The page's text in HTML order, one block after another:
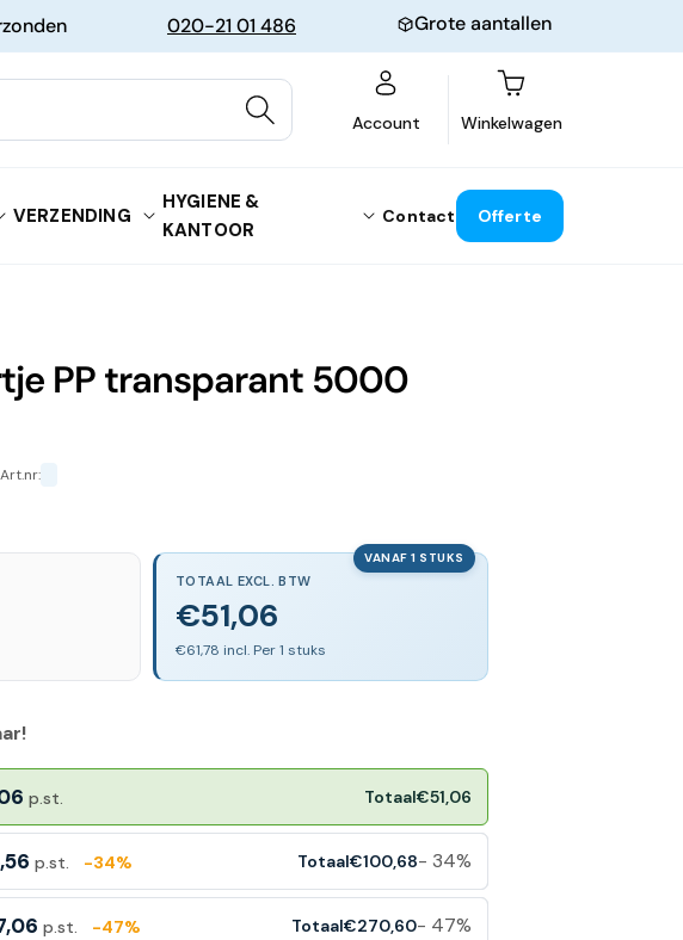
020-21 01 486 Grote aantallen
Account Winkelwagen
VERZENDING
HYGIENE &
KANTOOR
Contact Offerte
PP transparant 5000
Art.nr:
VANAF 1 STUKS
TOTAAL EXCL. BTW
€51,06
€61,78 incl. Per 1 stuks
p.st. Totaal€51,06
p.st. -34% Totaal€100,68- 34%
p.st. -47% Totaal€270,60- 47%